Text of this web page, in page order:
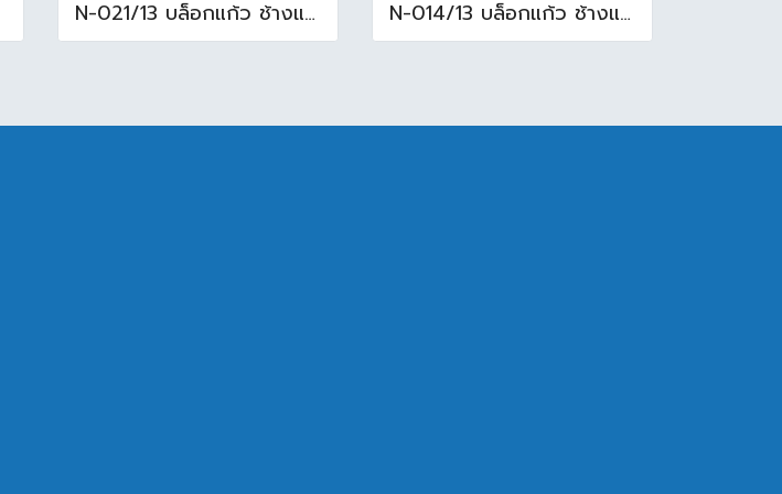
N-021/13 บล็อกแก้ว ช้างแก้ว WOW แก้วประดับฟ้า ( 24X11.5X8cm ) N-014/13 บล็อกแก้ว ช้างแแก้ว WOW หยาดเพชร ( 24x11.5x8 cm.)